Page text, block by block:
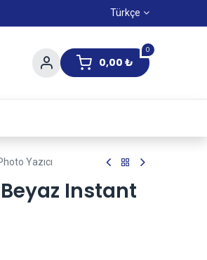
Türkçe
0
0,00 ₺
Yazıcı
Instant